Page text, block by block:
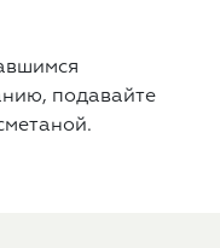
подавайте